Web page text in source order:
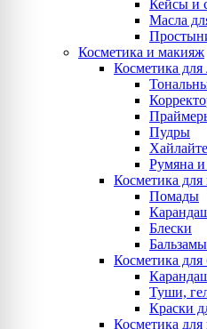
Кейсы и
Масла
Косметика и макияж
Косметика для
Пудры
Румяна
Косметика для
Помады
Блески
Бальзамы
Косметика для
Туши,
Краски
Косметика для